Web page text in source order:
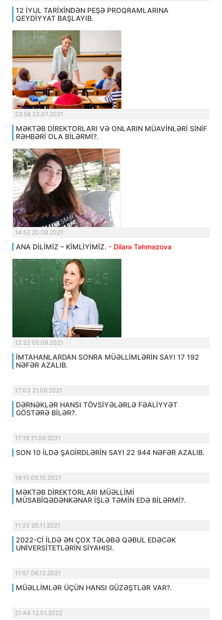
12 İYUL TARİXİNDƏN PEŞƏ PROQRAMLARINA
QEYDİYYAT BAŞLAYIB.
23:58 23.07.2021
MƏKTƏB DİREKTORLARI VƏ ONLARIN MÜAVİNLƏRİ SİNİF
RƏHBƏRİ OLA BİLƏRMİ?.
14:52 20.08.2021
ANA DİLİMİZ – KİMLİYİMİZ. - Dilarə Təhməzova
12:32 05.09.2021
İMTAHANLARDAN SONRA MÜƏLLİMLƏRİN SAYI 17 192
NƏFƏR AZALIB.
17:03 21.09.2021
DƏRNƏKLƏR HANSI TÖVSİYƏLƏRLƏ FƏALİYYƏT
GÖSTƏRƏ BİLƏR?.
17:18 21.09.2021
SON 10 İLDƏ ŞAGİRDLƏRİN SAYI 22 944 NƏFƏR AZALIB.
19:15 05.10.2021
MƏKTƏB DİREKTORLARI MÜƏLLİMİ
MÜSABİQƏDƏNKƏNAR İŞLƏ TƏMİN EDƏ BİLƏRMİ?.
11:23 20.11.2021
2022-Cİ İLDƏ ƏN ÇOX TƏLƏBƏ QƏBUL EDƏCƏK
UNİVERSİTETLƏRİN SİYAHISI.
11:57 06.12.2021
MÜƏLLİMLƏR ÜÇÜN HANSI GÜZƏŞTLƏR VAR?.
21:44 12.01.2022